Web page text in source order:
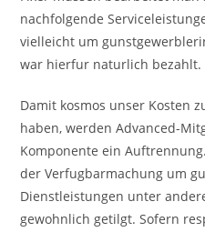
nachfolgende
vielleicht um
war hierfur naturlich bezahlt.
Damit kosmos unser Kosten
haben, werden Advanced-
Komponente ein
der Verfugbarmachung um
Dienstleistungen unter
gewohnlich getilgt. Sofern